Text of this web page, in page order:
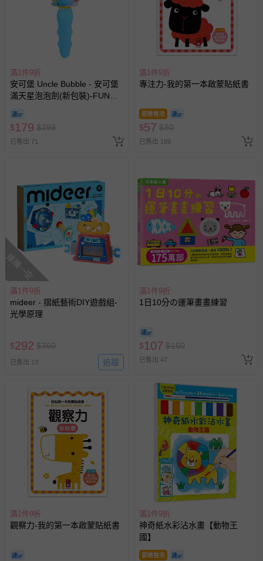
包含完整包裝、配件、說明文件及贈品等。
如需退換貨，請於收到商品7天（含例假日內提出），如為
瑕疵退換貨所產生的運費，將由媽咪愛負責處理，若非瑕疵
並點選『我要退貨』即可進行申請。若有相關退貨問題，請
至媽咪愛 LINE@客服ID: @mamilove我們將依序為您處理
與服務，謝謝。
針對滿件折/滿額贈…等活動，如因部份退貨，而該訂單保
留商品未達活動門檻，將以原價計算，活動贈品亦需一併退
部分商品依據消費者保護法的規定，不適用七天鑑賞期/猶
豫期範圍：
易於腐敗、保存期限較短或解約時即將逾期（例如生鮮
商品、食品等）。
客製化商品（例如客製生日書、姓名貼等）。
報紙、期刊或雜誌（惟書籍如經拆封、使用，則酌收整
新費用）。
經消費者拆封之影音商品或電腦軟體（例如 DVD、CD
等）。
上服務，經消費者事先同意始提供（例如線上課程、遊
戲或活動點數等）。
已拆封之以下類型商品：
墊、寢具類等）。
-新生兒親膚衣物（嬰幼兒包巾與背巾、包屁衣、學習
褲、紗布衣等）。
-接觸性孕哺產品（奶嘴、奶瓶、擠乳器、哺乳衣、托腹
帶束縛衣、餐搖椅等）。
-其他原廠盒裝商品封口處已貼上「不可拆封」，或具警
示字句等說明貼紙、封條者。
國際航空、客運、訂房等服務。
相關的退換貨辦理流程，可詳見：退換貨 & 退款問題
滿1件9折
安可堡 Uncle Bubble - 安可堡
滿天星泡泡劍(新包裝)-FUN系
$179 $299
已售出 71
滿1件9折
專注力-我的第一本啟蒙貼紙書
即將售完
$57 $80
已售出 189
搶購一空
滿1件9折
mideer - 摺紙藝術DIY遊戲組-
光學原理
$292 $360
已售出 13 追蹤
滿1件9折
1日10分の運筆畫畫練習
$107 $150
已售出 47
滿1件9折
觀察力-我的第一本啟蒙貼紙書
滿1件9折
神奇紙水彩沾水畫【動物王
國】
即將售完